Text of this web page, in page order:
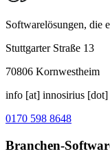
Softwarelösungen, die
Stuttgarter Straße 13
70806 Kornwestheim
info [at] innosirius [dot]
0170 598 8648
Branchen-